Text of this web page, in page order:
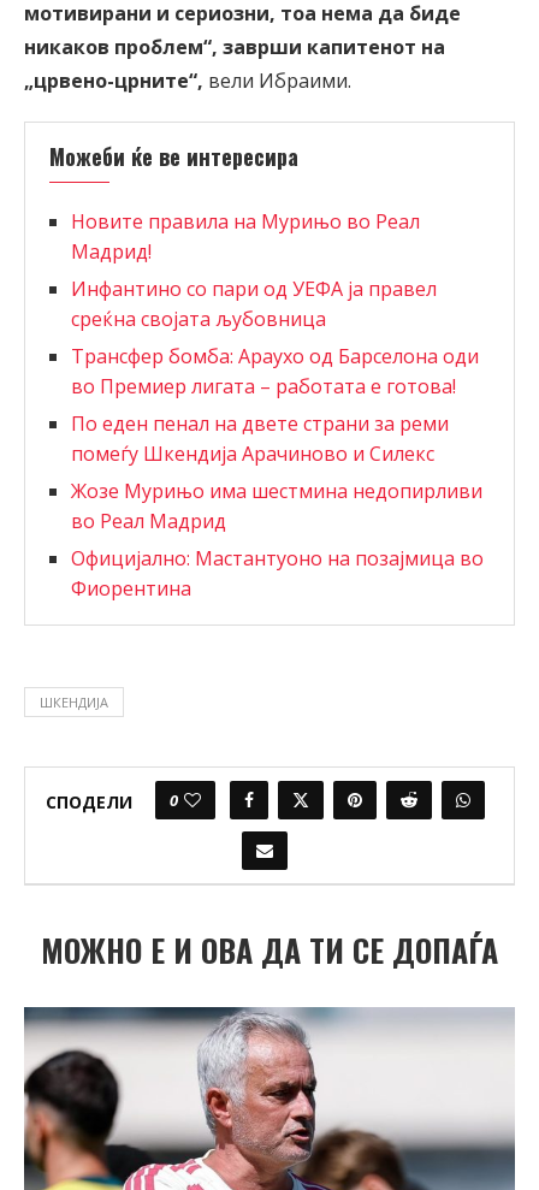
мотивирани и сериозни, тоа нема да биде
никаков проблем“, заврши капитенот на
„црвено-црните“, вели Ибраими.
Можеби ќе ве интересира
Новите правила на Мурињо во Реал
Мадрид!
Инфантино со пари од УЕФА ја правел
среќна својата љубовница
Трансфер бомба: Араухо од Барселона оди
во Премиер лигата – работата е готова!
По еден пенал на двете страни за реми
помеѓу Шкендија Арачиново и Силекс
Жозе Мурињо има шестмина недопирливи
во Реал Мадрид
Официјално: Мастантуоно на позајмица во
Фиорентина
ШКЕНДИЈА
СПОДЕЛИ 0
МОЖНО Е И ОВА ДА ТИ СЕ ДОПАЃА